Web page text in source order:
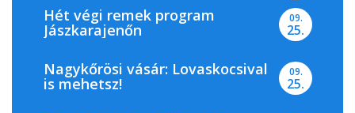
Hét végi remek program
Jászkarajenőn
09.
25.
Nagykőrösi vásár: Lovaskocsival
is mehetsz!
09.
25.